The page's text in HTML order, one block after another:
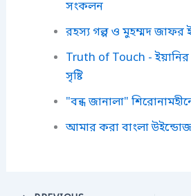
সংকলন
রহস্য গল্প ও মুহম্মদ জাফর
Truth of Touch -
সৃষ্টি
"বন্ধ জানালা"
আমার করা বাংলা উইন্ডোজ